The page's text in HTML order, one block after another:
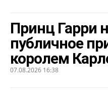
Принц Гарри
публичное
королем
07.08.2026 16:38